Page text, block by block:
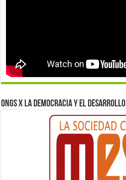
ONGs x la democracia y el desarrollo